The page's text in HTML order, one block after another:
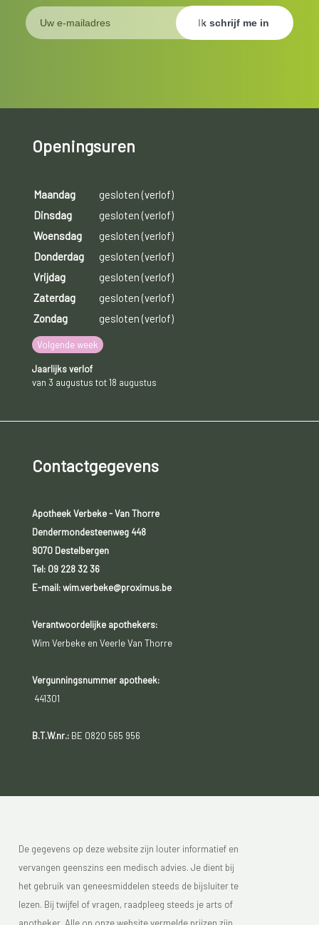
Openingsuren
Maandag
gesloten (verlof)
Dinsdag
gesloten (verlof)
Woensdag
gesloten (verlof)
Donderdag
gesloten (verlof)
Vrijdag
gesloten (verlof)
Zaterdag
gesloten (verlof)
Zondag
gesloten (verlof)
Volgende week
Jaarlijks verlof
van 3 augustus tot 18 augustus
Contactgegevens
Apotheek Verbeke - Van Thorre
Dendermondesteenweg 448
9070 Destelbergen
Tel: 09 228 32 36
E-mail: wim.verbeke@proximus.be
Verantwoordelijke apothekers:
Wim Verbeke en Veerle Van Thorre
Vergunningsnummer apotheek:
441301
B.T.W.nr.:BE 0820 565 956
De gegevens op deze website zijn louter informatief en
vervangen geenszins een medisch advies. Je dient bij
het gebruik van geneesmiddelen steeds de bijsluiter te
lezen. Bij twijfel of vragen, raadpleeg steeds je arts of